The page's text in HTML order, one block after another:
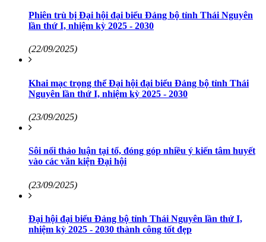
Phiên trù bị Đại hội đại biểu Đảng bộ tỉnh Thái Nguyên
lần thứ I, nhiệm kỳ 2025 - 2030
(22/09/2025)
Khai mạc trọng thể Đại hội đại biểu Đảng bộ tỉnh Thái
Nguyên lần thứ I, nhiệm kỳ 2025 - 2030
(23/09/2025)
Sôi nổi thảo luận tại tổ, đóng góp nhiều ý kiến tâm huyết
vào các văn kiện Đại hội
(23/09/2025)
Đại hội đại biểu Đảng bộ tỉnh Thái Nguyên lần thứ I,
nhiệm kỳ 2025 - 2030 thành công tốt đẹp